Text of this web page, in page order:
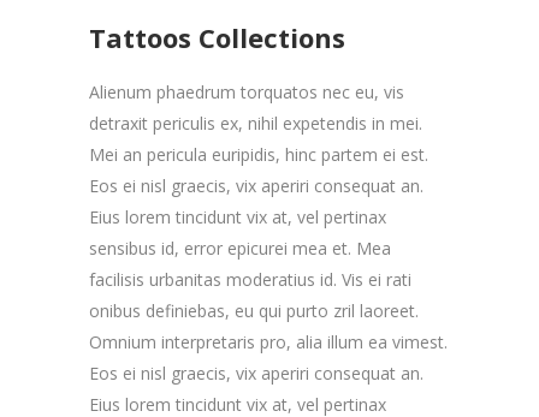
Tattoos Collections
Alienum phaedrum torquatos nec eu, vis
detraxit periculis ex, nihil expetendis in mei.
Mei an pericula euripidis, hinc partem ei est.
Eos ei nisl graecis, vix aperiri consequat an.
Eius lorem tincidunt vix at, vel pertinax
sensibus id, error epicurei mea et. Mea
facilisis urbanitas moderatius id. Vis ei rati
onibus definiebas, eu qui purto zril laoreet.
Omnium interpretaris pro, alia illum ea vimest.
Eos ei nisl graecis, vix aperiri consequat an.
Eius lorem tincidunt vix at, vel pertinax